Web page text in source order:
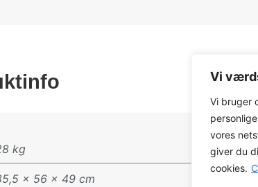
Vi
Vi bruger
vores
giver du
cookies.
kg
× 56 × 49 cm